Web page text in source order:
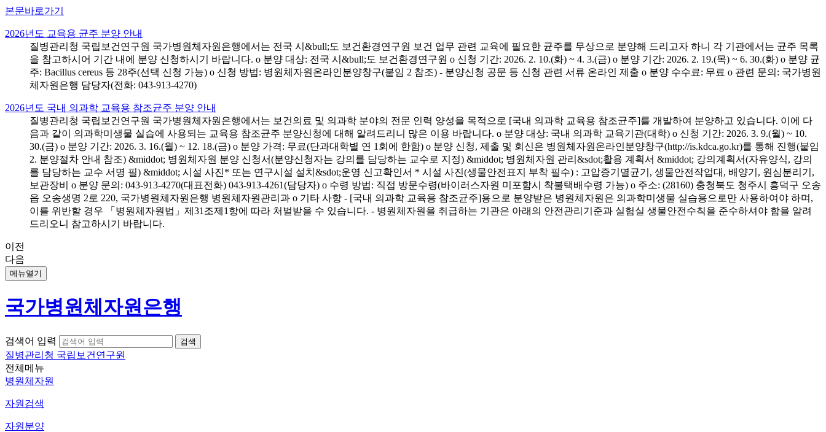
본문바로가기
2026년도 교육용 균주 분양 안내
질병관리청 국립보건연구원 국가병원체자원은행에서는 전국 시&bull;도 보건환경연구원 보건 업무 관련 교육에 필요한 균주를 무상으로 분양해 드리고자 하니 각 기관에서는 균주 목록
을 참고하시어 기간 내에 분양 신청하시기 바랍니다. o 분양 대상: 전국 시&bull;도 보건환경연구원 o 신청 기간: 2026. 2. 10.(화) ~ 4. 3.(금) o 분양 기간: 2026. 2. 19.(목) ~ 6. 30.(화) o 분양 균
주: Bacillus cereus 등 28주(선택 신청 가능) o 신청 방법: 병원체자원온라인분양창구(붙임 2 참조) - 분양신청 공문 등 신청 관련 서류 온라인 제출 o 분양 수수료: 무료 o 관련 문의: 국가병원
체자원은행 담당자(전화: 043-913-4270)
2026년도 국내 의과학 교육용 참조균주 분양 안내
질병관리청 국립보건연구원 국가병원체자원은행에서는 보건의료 및 의과학 분야의 전문 인력 양성을 목적으로 [국내 의과학 교육용 참조균주]를 개발하여 분양하고 있습니다. 이에 다
음과 같이 의과학미생물 실습에 사용되는 교육용 참조균주 분양신청에 대해 알려드리니 많은 이용 바랍니다. o 분양 대상: 국내 의과학 교육기관(대학) o 신청 기간: 2026. 3. 9.(월) ~ 10.
30.(금) o 분양 기간: 2026. 3. 16.(월) ~ 12. 18.(금) o 분양 가격: 무료(단과대학별 연 1회에 한함) o 분양 신청, 제출 및 회신은 병원체자원온라인분양창구(http://is.kdca.go.kr)를 통해 진행(붙임
2. 분양절차 안내 참조) &middot; 병원체자원 분양 신청서(분양신청자는 강의를 담당하는 교수로 지정) &middot; 병원체자원 관리&sdot;활용 계획서 &middot; 강의계획서(자유양식, 강의
를 담당하는 교수 서명 필) &middot; 시설 사진* 또는 연구시설 설치&sdot;운영 신고확인서 * 시설 사진(생물안전표지 부착 필수) : 고압증기멸균기, 생물안전작업대, 배양기, 원심분리기,
보관장비 o 분양 문의: 043-913-4270(대표전화) 043-913-4261(담당자) o 수령 방법: 직접 방문수령(바이러스자원 미포함시 착불택배수령 가능) o 주소: (28160) 충청북도 청주시 흥덕구 오송
읍 오송생명 2로 220, 국가병원체자원은행 병원체자원관리과 o 기타 사항 - [국내 의과학 교육용 참조균주]용으로 분양받은 병원체자원은 의과학미생물 실습용으로만 사용하여야 하며,
이를 위반할 경우 「병원체자원법」제31조제1항에 따라 처벌받을 수 있습니다. - 병원체자원을 취급하는 기관은 아래의 안전관리기준과 실험실 생물안전수칙을 준수하셔야 함을 알려
드리오니 참고하시기 바랍니다.
이전
다음
메뉴열기
국가병원체자원은행
검색어 입력
질병관리청 국립보건연구원
전체메뉴
병원체자원
자원검색
자원분양